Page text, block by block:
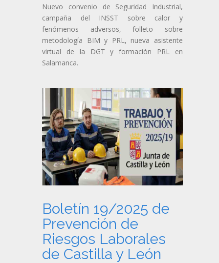
Nuevo convenio de Seguridad Industrial,
campaña del INSST sobre calor y
fenómenos adversos, folleto sobre
metodología BIM y PRL, nueva asistente
virtual de la DGT y formación PRL en
Salamanca.
Boletín 19/2025 de
Prevención de
Riesgos Laborales
de Castilla y León